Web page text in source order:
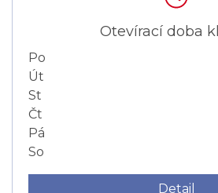
Otevírací doba
Po
Út
St
Čt
Pá
So
Detail